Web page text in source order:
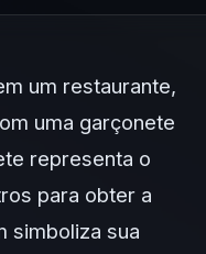
um restaurante,
uma garçonete
representa o
para obter a
simboliza sua